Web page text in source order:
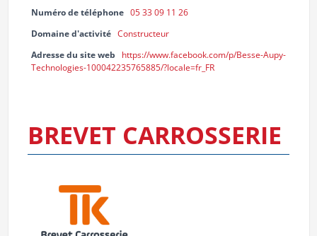
Numéro de téléphone 05 33 09 11 26
Domaine d'activité Constructeur
Adresse du site web
https://www.facebook.com/p/Besse-Aupy-
Technologies-100042235765885/?locale=fr_FR
BREVET CARROSSERIE